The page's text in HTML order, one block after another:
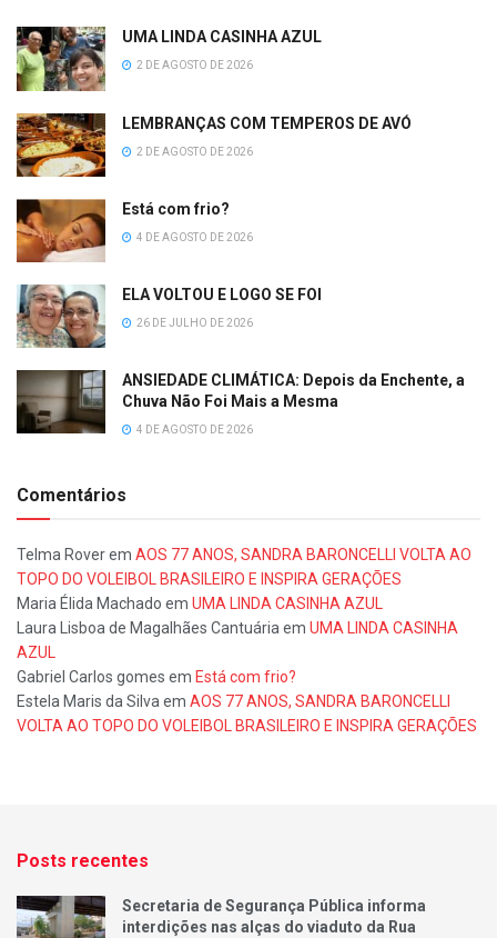
UMA LINDA CASINHA AZUL
2 DE AGOSTO DE 2026
LEMBRANÇAS COM TEMPEROS DE AVÓ
2 DE AGOSTO DE 2026
Está com frio?
4 DE AGOSTO DE 2026
ELA VOLTOU E LOGO SE FOI
26 DE JULHO DE 2026
ANSIEDADE CLIMÁTICA: Depois da Enchente, a
Chuva Não Foi Mais a Mesma
4 DE AGOSTO DE 2026
Comentários
Telma Roverem AOS 77 ANOS, SANDRA BARONCELLI VOLTA AO
TOPO DO VOLEIBOL BRASILEIRO E INSPIRA GERAÇÕES
Maria Élida Machado em UMA LINDA CASINHA AZUL
Laura Lisboa de Magalhães Cantuáriaem UMA LINDA CASINHA
AZUL
Gabriel Carlos gomes em Está com frio?
Estela Maris da Silvaem AOS 77 ANOS, SANDRA BARONCELLI
VOLTA AO TOPO DO VOLEIBOL BRASILEIRO E INSPIRA GERAÇÕES
Posts recentes
Secretaria de Segurança Pública informa
interdições nas alças do viaduto da Rua